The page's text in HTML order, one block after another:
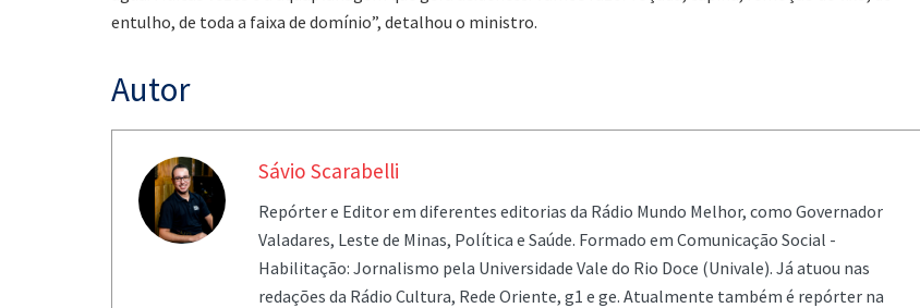
entulho, de toda a faixa de domínio”, detalhou o ministro.
Autor
Sávio Scarabelli
Repórter e Editor em diferentes editorias da Rádio Mundo Melhor, como Governador
Valadares, Leste de Minas, Política e Saúde. Formado em Comunicação Social -
Habilitação: Jornalismo pela Universidade Vale do Rio Doce (Univale). Já atuou nas
redações da Rádio Cultura, Rede Oriente, g1 e ge. Atualmente também é repórter na